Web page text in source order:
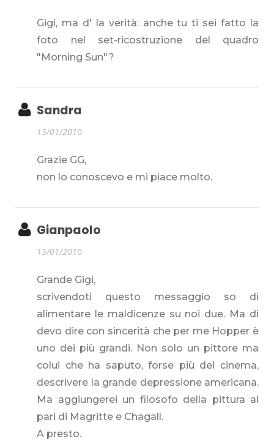
Gigi, ma d' la verità: anche tu ti sei fatto la
foto nel set-ricostruzione del quadro
"Morning Sun"?
Sandra
15/01/2010
Grazie GG,
non lo conoscevo e mi piace molto.
Gianpaolo
15/01/2010
Grande Gigi,
scrivendoti questo messaggio so di
alimentare le maldicenze su noi due. Ma di
devo dire con sincerità che per me Hopper è
uno dei più grandi. Non solo un pittore ma
colui che ha saputo, forse più del cinema,
descrivere la grande depressione americana.
Ma aggiungerei un filosofo della pittura al
pari di Magritte e Chagall.
A presto.